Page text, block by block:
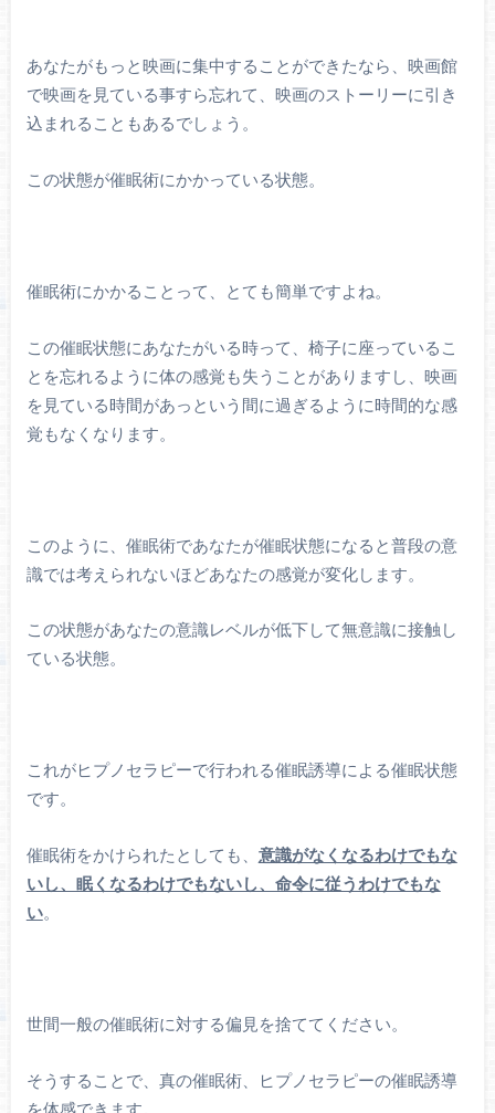
あなたがもっと映画に集中することができたなら、映画館
で映画を見ている事すら忘れて、映画のストーリーに引き
込まれることもあるでしょう。
この状態が催眠術にかかっている状態。
催眠術にかかることって、とても簡単ですよね。
この催眠状態にあなたがいる時って、椅子に座っているこ
とを忘れるように体の感覚も失うことがありますし、映画
を見ている時間があっという間に過ぎるように時間的な感
覚もなくなります。
このように、催眠術であなたが催眠状態になると普段の意
識では考えられないほどあなたの感覚が変化します。
この状態があなたの意識レベルが低下して無意識に接触し
ている状態。
これがヒプノセラピーで行われる催眠誘導による催眠状態
です。
催眠術をかけられたとしても、 意識がなくなるわけでもな
いし、眠くなるわけでもないし、命令に従うわけでもな
い。
世間一般の催眠術に対する偏見を捨ててください。
そうすることで、真の催眠術、ヒプノセラピーの催眠誘導
を体感できます。